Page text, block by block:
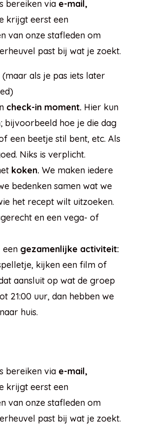
bereiken via e-mail,
krijgt eerst een
van onze stafleden om
past bij wat je zoekt.
(maar als je pas iets later
check-in moment. Hier kun
bijvoorbeeld hoe je die dag
een beetje stil bent, etc. Als
Niks is verplicht.
koken. We maken iedere
bedenken samen wat we
het recept wilt uitzoeken.
en een vega- of
een gezamenlijke activiteit:
kijken een film of
aansluit op wat de groep
21:00 uur, dan hebben we
huis.
bereiken via e-mail,
krijgt eerst een
van onze stafleden om
past bij wat je zoekt.